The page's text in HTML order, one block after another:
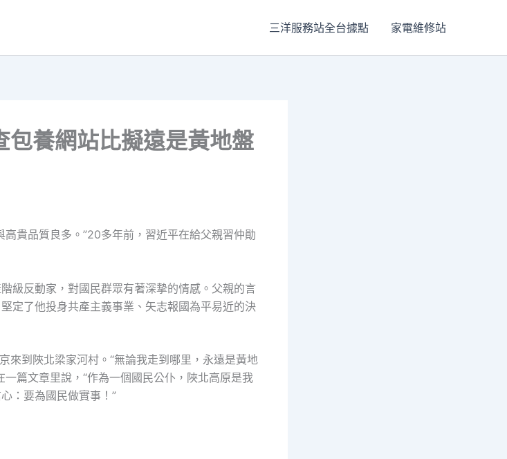
三洋服務站全台據點 家電維修站
包養網站比擬遠是黃地盤
貴品質良多。”20多年前，習近平在給父親習仲勛
級反動家，對國民群眾有著深摯的情感。父親的言
定了他投身共產主義事業、矢志報國為平易近的決
來到陜北梁家河村。“無論我走到哪里，永遠是黃地
一篇文章里說，“作為一個國民公仆，陜北高原是我
：要為國民做實事！”